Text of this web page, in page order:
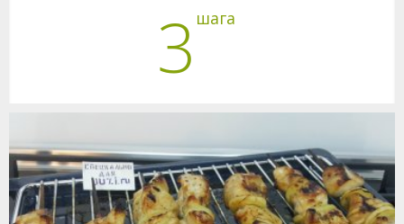
3 шага